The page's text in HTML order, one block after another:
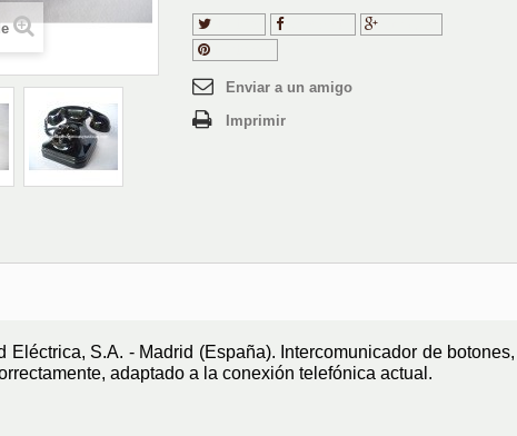
Tuitear Compartir
Pinterest
Enviar a un amigo
Imprimir
Eléctrica, S.A. - Madrid (España). Intercomunicador de
adaptado a la conexión telefónica actual.